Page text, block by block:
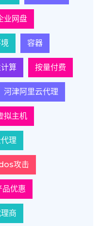
业网盘
容器
算 按量付费
河津阿里云代理
拟主机
理
攻击
品优惠
商